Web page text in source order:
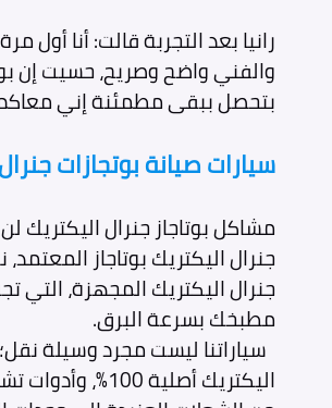
رانيا بعد التجربة قالت: أنا
والفني واضح وصريح، حسيت إن
بتحصل ببقى مطمئنة إني
سيارات صيانة بوتجازات
مشاكل بوتاجاز جنرال
جنرال اليكتريك بوتاجاز
جنرال اليكتريك المجهزة، التي
مطبخك بسرعة البرق.
سياراتنا ليست مجرد وسيلة